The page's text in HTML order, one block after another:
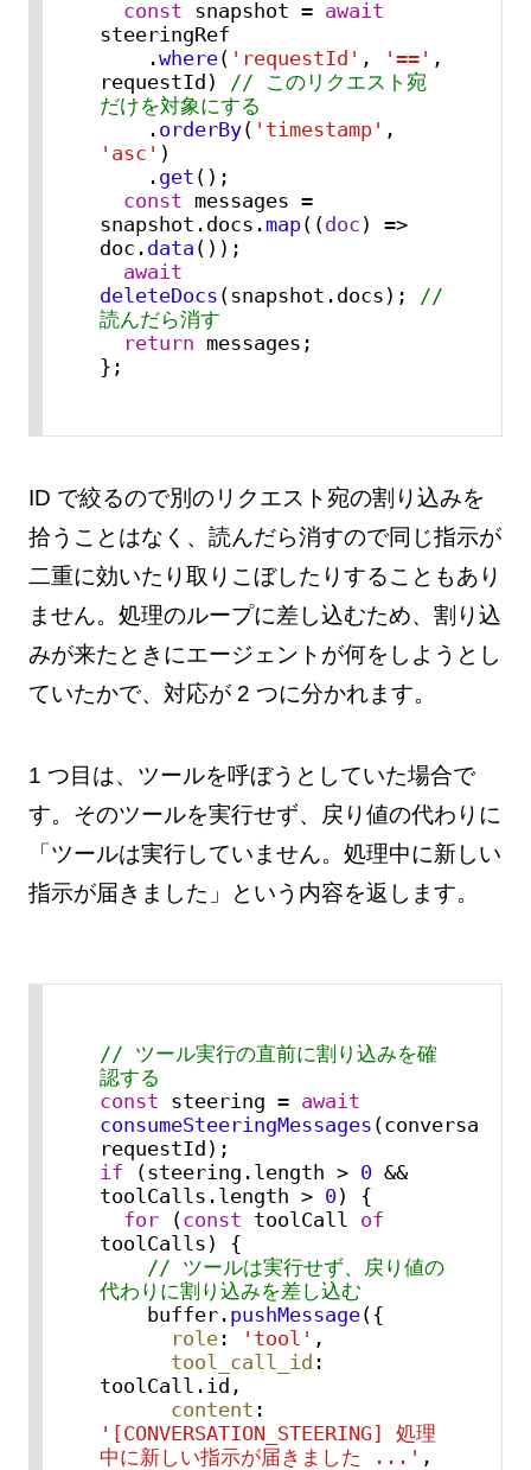
const snapshot = await
steeringRef
    .
where( 'requestId' , '==' ,
requestId)
// このリクエスト宛
だけを対象にする
    .
orderBy( 'timestamp'
'asc' )
    .
get ();
const messages =
snapshot. docs .map( (doc ) =>
doc. data ());
await
deleteDocs (snapshot. docs );
//
読んだら消す
return messages;
};
ID で絞るので別のリクエスト宛の割り込みを
拾うことはなく、読んだら消すので同じ指示が
二重に効いたり取りこぼしたりすることもあり
ません。処理のループに差し込むため、割り込
みが来たときにエージェントが何をしようとし
ていたかで、対応が 2 つに分かれます。
1 つ目は、ツールを呼ぼうとしていた場合で
す。そのツールを実行せず、戻り値の代わりに
「ツールは実行していません。処理中に新しい
指示が届きました」という内容を返します。
// ツール実行の直前に割り込みを確
認する
const steering = await
consumeSteeringMessages
if (steering. length > 0 &&
toolCalls. length > 0) {
for (const toolCall of
toolCalls) {
// ツールは実行せず、戻り値の
代わりに割り込みを差し込む
    buffer.
pushMessage({
role: 'tool' ,
tool_call_id :
toolCall. id ,
content
'[CONVERSATION_STEERING] 処理
中に新しい指示が届きました ...' ,